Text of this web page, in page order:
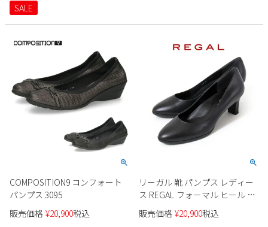
SALE
COMPOSITION9 コンフォート
パンプス 3095
販売価格 ¥20,900税込
リーガル 靴 パンプス レディー
ス REGAL フォーマル ヒール 本
革 F14JAEA 標準幅 ブラック 黒
仕事 ビジネス オフィス リクル
販売価格 ¥20,900税込